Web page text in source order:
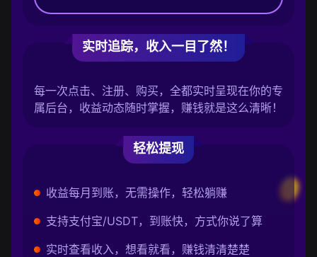
实时追踪，收入一目了然！
每一次点击、注册、购买，全都实时呈现在你的专
属后台，收益动态随时掌握，赚钱就是这么清晰！
轻松提现
收益每月到账，无需操作，轻松躺赚
支持支付宝/USDT，到账快，方式你说了算
实时查看收入，想看就看，赚钱清清楚楚